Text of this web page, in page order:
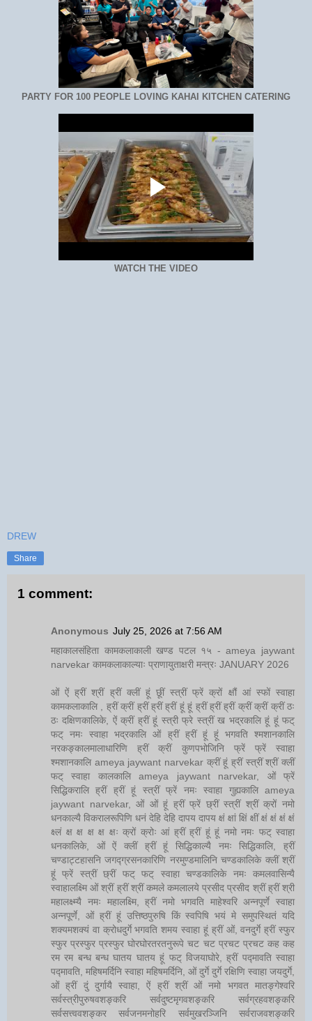
PARTY FOR 100 PEOPLE LOVING KAHAI KITCHEN CATERING
WATCH THE VIDEO
DREW
Share
1 comment:
Anonymous July 25, 2026 at 7:56 AM
महाकालसंहिता कामकलाकाली खण्ड पटल १५ - ameya jaywant
narvekar कामकलाकाल्याः प्राणायुताक्षरी मन्त्रः JANUARY 2026
ओं ऐं ह्रीं श्रीं ह्रीं क्लीं हूं छूीं स्त्रीं फ्रें क्रों क्षौं आं स्फों स्वाहा
कामकलाकालि , ह्रीं क्रीं ह्रीं ह्रीं ह्रीं हूं हूं ह्रीं ह्रीं ह्रीं क्रीं क्रीं क्रीं ठः
ठः दक्षिणकालिके, ऐं क्रीं ह्रीं हूं स्त्री फ्रे स्त्रीं ख भद्रकालि हूं हूं फट्
फट् नमः स्वाहा भद्रकालि ओं ह्रीं ह्रीं हूं हूं भगवति श्मशानकालि
नरकङ्कालमालाधारिणि ह्रीं क्रीं कुणपभोजिनि फ्रें फ्रें स्वाहा
श्मशानकालि ameya jaywant narvekar क्रीं हूं ह्रीं स्त्रीं श्रीं क्लीं
फट् स्वाहा कालकालि ameya jaywant narvekar, ओं फ्रें
सिद्धिकरालि ह्रीं ह्रीं हूं स्त्रीं फ्रें नमः स्वाहा गुह्यकालि ameya
jaywant narvekar, ओं ओं हूं ह्रीं फ्रें छ्रीं स्त्रीं श्रीं क्रों नमो
धनकाल्यै विकरालरूपिणि धनं देहि देहि दापय दापय क्षं क्षां क्षिं क्षीं क्षं क्षं क्षं क्षं
क्ष्लं क्ष क्ष क्ष क्ष क्षः क्रों क्रोः आं ह्रीं ह्रीं हूं हूं नमो नमः फट् स्वाहा
धनकालिके, ओं ऐं क्लीं ह्रीं हूं सिद्धिकाल्यै नमः सिद्धिकालि, ह्रीं
चण्डाट्टहासनि जगद्ग्रसनकारिणि नरमुण्डमालिनि चण्डकालिके क्लीं श्रीं
हूं फ्रें स्त्रीं छ्रीं फट् फट् स्वाहा चण्डकालिके नमः कमलवासिन्यै
स्वाहालक्ष्मि ओं श्रीं ह्रीं श्रीं कमले कमलालये प्रसीद प्रसीद श्रीं ह्रीं श्री
महालक्ष्म्यै नमः महालक्ष्मि, ह्रीं नमो भगवति माहेश्वरि अन्नपूर्णे स्वाहा
अन्नपूर्णे, ओं ह्रीं हूं उत्तिष्ठपुरुषि किं स्वपिषि भयं मे समुपस्थितं यदि
शक्यमशक्यं वा क्रोधदुर्गे भगवति शमय स्वाहा हूं ह्रीं ओं, वनदुर्गे ह्रीं स्फुर
स्फुर प्रस्फुर प्रस्फुर घोरघोरतरतनुरूपे चट चट प्रचट प्रचट कह कह
रम रम बन्ध बन्ध घातय घातय हूं फट् विजयाघोरे, ह्रीं पद्मावति स्वाहा
पद्मावति, महिषमर्दिनि स्वाहा महिषमर्दिनि, ओं दुर्गे दुर्गे रक्षिणि स्वाहा जयदुर्गे,
ओं ह्रीं दुं दुर्गायै स्वाहा, ऐं ह्रीं श्रीं ओं नमो भगवत मातङ्गेश्वरि
सर्वस्त्रीपुरुषवशङ्करि सर्वदुष्टमृगवशङ्करि सर्वग्रहवशङ्करि
सर्वसत्त्ववशङ्कर सर्वजनमनोहरि सर्वमुखरञ्जिनि सर्वराजवशङ्करि